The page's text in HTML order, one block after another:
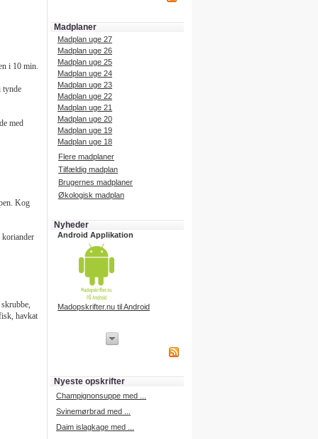
i 10 min.
med
Kog
koriander
havkat
Madplaner
Madplan uge 27
Madplan uge 26
Madplan uge 25
Madplan uge 24
Madplan uge 23
Madplan uge 22
Madplan uge 21
Madplan uge 20
Madplan uge 19
Madplan uge 18
Flere madplaner
Tilfældig madplan
Brugernes madplaner
Økologisk madplan
Nyheder
Android Applikation
Madopskrifter.nu til Android
iPhone udvikling
Nyeste opskrifter
Champignonsuppe med ...
Svinemørbrad med ...
Daim islagkage med ...